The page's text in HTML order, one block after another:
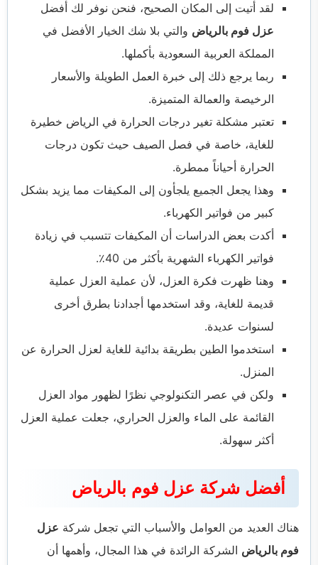
لقد أتيت إلى المكان الصحيح، فنحن نوفر لك أفضل
عزل فوم بالرياض والتي بلا شك الخيار الأفضل في
المملكة العربية السعودية بأكملها.
ربما يرجع ذلك إلى خبرة العمل الطويلة والأسعار
الرخيصة والعمالة المتميزة.
تعتبر مشكلة تغير درجات الحرارة في الرياض خطيرة
للغاية، خاصة في فصل الصيف حيث تكون درجات
الحرارة أحياناً ممطرة.
وهذا يجعل الجميع يلجأون إلى المكيفات مما يزيد بشكل
كبير من فواتير الكهرباء.
أكدت بعض الدراسات أن المكيفات تتسبب في زيادة
فواتير الكهرباء الشهرية بأكثر من 40٪.
وهنا ظهرت فكرة العزل، لأن عملية العزل عملية
قديمة للغاية، وقد استخدمها أجدادنا بطرق أخرى
لسنوات عديدة.
استخدموا الطين بطريقة بدائية للغاية لعزل الحرارة عن
المنزل.
ولكن في عصر التكنولوجي نظرًا لظهور مواد العزل
القائمة على الماء والعزل الحراري، جعلت عملية العزل
أكثر سهولة.
أفضل شركة عزل فوم بالرياض
هناك العديد من العوامل والأسباب التي تجعل شركة عزل
فوم بالرياض الشركة الرائدة في هذا المجال، وأهمها أن